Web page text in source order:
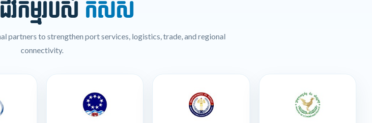
វកម្មរបស់ កសស
partners to strengthen port services, logistics, trade, and regional
connectivity.